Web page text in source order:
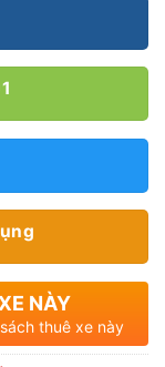
NÀY
thuê xe này